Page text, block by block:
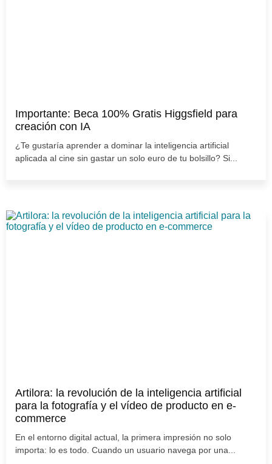
Importante: Beca 100% Gratis Higgsfield para
creación con IA
¿Te gustaría aprender a dominar la inteligencia artificial
aplicada al cine sin gastar un solo euro de tu bolsillo? Si...
Artilora: la revolución de la inteligencia artificial
para la fotografía y el vídeo de producto en e-
commerce
En el entorno digital actual, la primera impresión no solo
importa: lo es todo. Cuando un usuario navega por una...